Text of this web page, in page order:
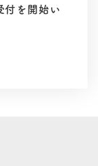
付を開始い